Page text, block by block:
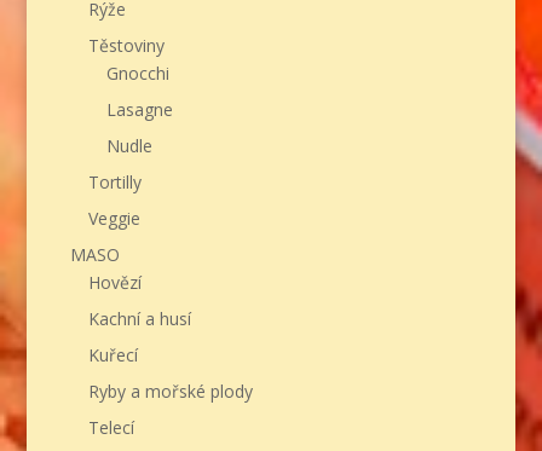
Rýže
Těstoviny
Gnocchi
Lasagne
Nudle
Tortilly
Veggie
MASO
Hovězí
Kachní a husí
Kuřecí
Ryby a mořské plody
Telecí